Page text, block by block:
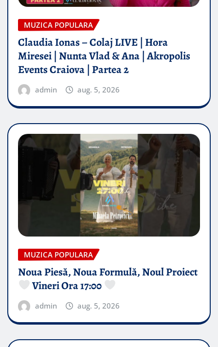
MUZICA POPULARA
Claudia Ionas – Colaj LIVE | Hora
Miresei | Nunta Vlad & Ana | Akropolis
Events Craiova | Partea 2
admin aug. 5, 2026
MUZICA POPULARA
Noua Piesă, Noua Formulă, Noul Proiect
Vineri Ora 17:00
admin aug. 5, 2026